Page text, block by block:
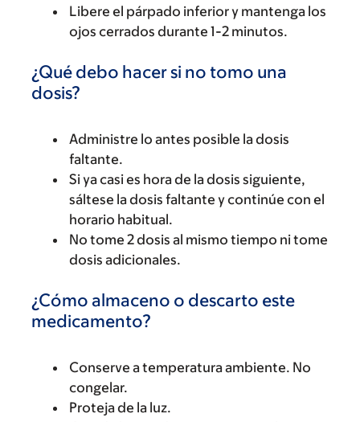
Libere el párpado inferior y mantenga los
ojos cerrados durante 1-2 minutos.
¿Qué debo hacer si no tomo una
dosis?
Administre lo antes posible la dosis
faltante.
Si ya casi es hora de la dosis siguiente,
sáltese la dosis faltante y continúe con el
horario habitual.
No tome 2 dosis al mismo tiempo ni tome
dosis adicionales.
¿Cómo almaceno o descarto este
medicamento?
Conserve a temperatura ambiente. No
congelar.
Proteja de la luz.